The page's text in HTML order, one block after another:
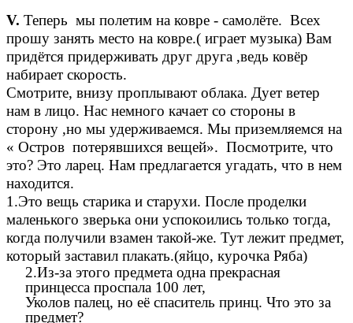
V. Теперь мы полетим на ковре - самолёте. Всех
прошу занять место на ковре.( играет музыка) Вам
придётся придерживать друг друга ,ведь ковёр
набирает скорость.
Смотрите, внизу проплывают облака. Дует ветер
нам в лицо. Нас немного качает со стороны в
сторону ,но мы удерживаемся. Мы приземляемся на
« Остров потерявшихся вещей». Посмотрите, что
это? Это ларец. Нам предлагается угадать, что в нем
находится.
1.Это вещь старика и старухи. После проделки
маленького зверька они успокоились только тогда,
когда получили взамен такой-же. Тут лежит предмет,
который заставил плакать.(яйцо, курочка Ряба)
2.Из-за этого предмета одна прекрасная
принцесса проспала 100 лет,
Уколов палец, но её спаситель принц. Что это за
предмет?